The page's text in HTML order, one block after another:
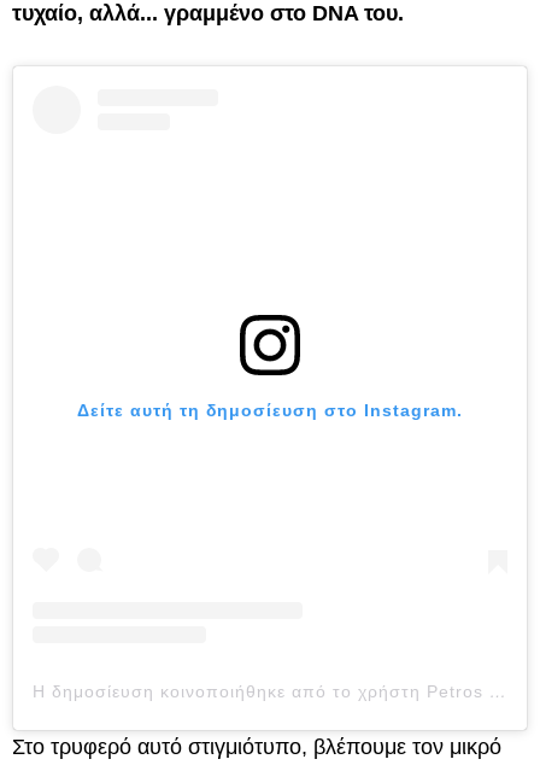
τυχαίο, αλλά... γραμμένο στο DNA του.
Δείτε αυτή τη δημοσίευση στο Instagram.
Η δημοσίευση κοινοποιήθηκε από το χρήστη Petros Iakovidis (@petros_iakovidis)
Στο τρυφερό αυτό στιγμιότυπο, βλέπουμε τον μικρό